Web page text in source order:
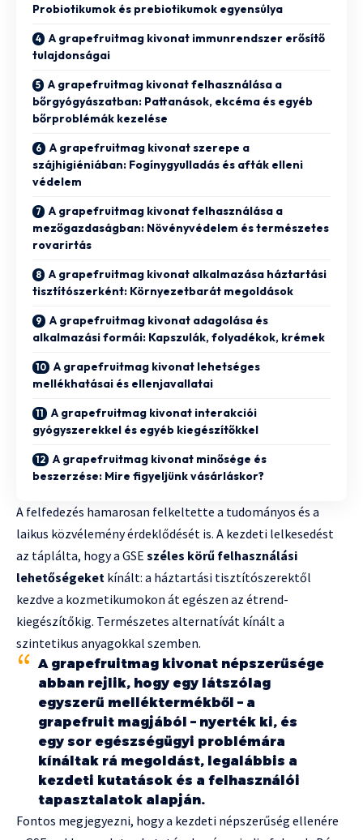
Probiotikumok és prebiotikumok egyensúlya
A grapefruitmag kivonat immunrendszer erősítő
tulajdonságai
A grapefruitmag kivonat felhasználása a
bőrgyógyászatban: Pattanások, ekcéma és egyéb
bőrproblémák kezelése
A grapefruitmag kivonat szerepe a
szájhigiéniában: Fogínygyulladás és afták elleni
védelem
A grapefruitmag kivonat felhasználása a
mezőgazdaságban: Növényvédelem és természetes
rovarirtás
A grapefruitmag kivonat alkalmazása háztartási
tisztítószerként: Környezetbarát megoldások
A grapefruitmag kivonat adagolása és
alkalmazási formái: Kapszulák, folyadékok, krémek
A grapefruitmag kivonat lehetséges
mellékhatásai és ellenjavallatai
A grapefruitmag kivonat interakciói
gyógyszerekkel és egyéb kiegészítőkkel
A grapefruitmag kivonat minősége és
beszerzése: Mire figyeljünk vásárláskor?
A felfedezés hamarosan felkeltette a tudományos és a
laikus közvélemény érdeklődését is. A kezdeti lelkesedést
az táplálta, hogy a GSE széles körű felhasználási
lehetőségeket kínált: a háztartási tisztítószerektől
kezdve a kozmetikumokon át egészen az étrend-
kiegészítőkig. Természetes alternatívát kínált a
szintetikus anyagokkal szemben.
A grapefruitmag kivonat népszerűsége
abban rejlik, hogy egy látszólag
egyszerű melléktermékből – a
grapefruit magjából – nyerték ki, és
egy sor egészségügyi problémára
kínáltak rá megoldást, legalábbis a
kezdeti kutatások és a felhasználói
tapasztalatok alapján.
Fontos megjegyezni, hogy a kezdeti népszerűség ellenére